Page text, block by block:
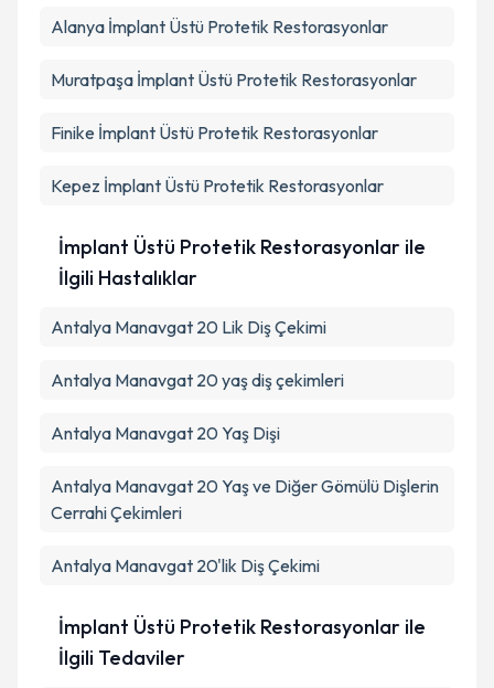
Alanya İmplant Üstü Protetik Restorasyonlar
Muratpaşa İmplant Üstü Protetik Restorasyonlar
Finike İmplant Üstü Protetik Restorasyonlar
Kepez İmplant Üstü Protetik Restorasyonlar
İmplant Üstü Protetik Restorasyonlar ile
İlgili Hastalıklar
Antalya Manavgat 20 Lik Diş Çekimi
Antalya Manavgat 20 yaş diş çekimleri
Antalya Manavgat 20 Yaş Dişi
Antalya Manavgat 20 Yaş ve Diğer Gömülü Dişlerin
Cerrahi Çekimleri
Antalya Manavgat 20'lik Diş Çekimi
İmplant Üstü Protetik Restorasyonlar ile
İlgili Tedaviler